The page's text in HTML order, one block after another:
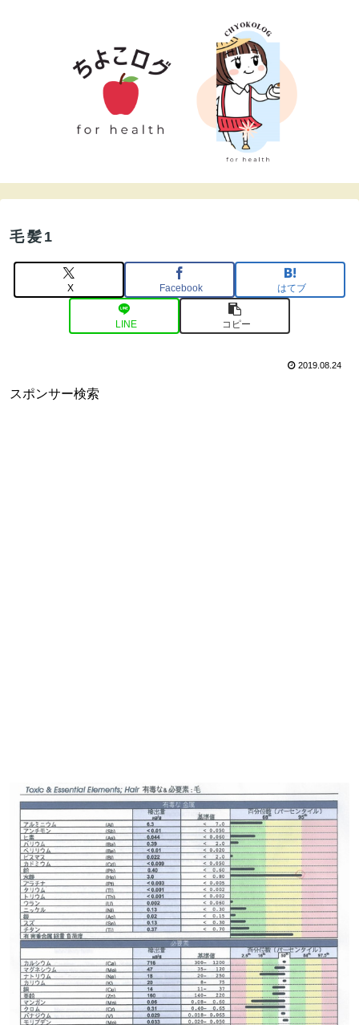
毛髪1
X Facebook はてブ
LINE コピー
2019.08.24
スポンサー検索